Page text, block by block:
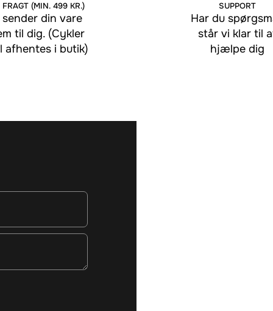
FRAGT (MIN. 499 KR.)
sender din vare
til dig. (Cykler
afhentes i butik)
SUPPORT
Har du
står vi klar til
hjælpe dig